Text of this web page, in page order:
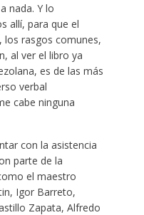
nada. Y lo
allí, para que el
rasgos comunes,
al ver el libro ya
es de las más
verbal
cabe ninguna
con la asistencia
parte de la
el maestro
Igor Barreto,
Zapata, Alfredo